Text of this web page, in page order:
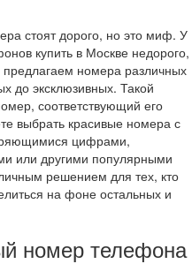
стоят дорого, но это миф. У
купить в Москве недорого,
номера различных
до эксклюзивных. Такой
соответствующий его
выбрать красивые номера с
цифрами,
или другими популярными
решением для тех, кто
на фоне остальных и
номер телефона